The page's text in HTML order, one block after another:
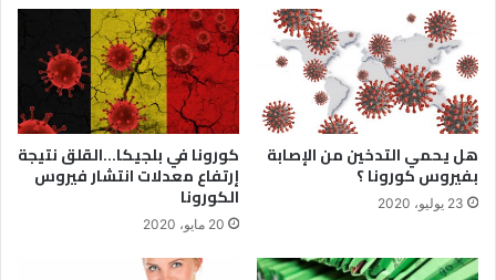
هل يحمي التدخين من الإصابة
بفيروس كورونا ؟
23 يوليو، 2020
كورونا في بلجيكا…القلق نتيجة
إرتفاع معدلات انتشار فيروس
الكورونا
20 مايو، 2020